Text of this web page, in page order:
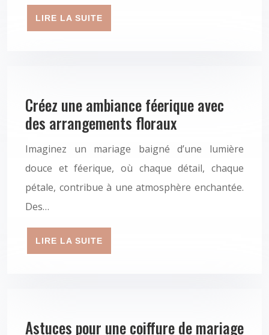
LIRE LA SUITE
Créez une ambiance féerique avec
des arrangements floraux
Imaginez un mariage baigné d’une lumière
douce et féerique, où chaque détail, chaque
pétale, contribue à une atmosphère enchantée.
Des…
LIRE LA SUITE
Astuces pour une coiffure de mariage